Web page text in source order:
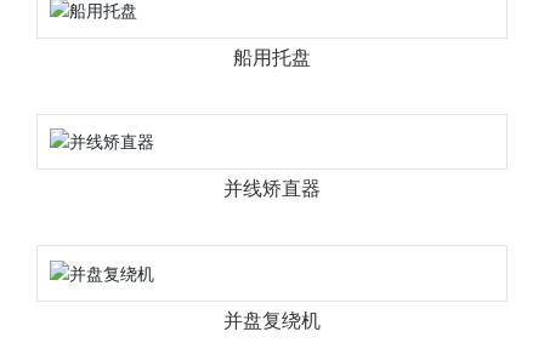
船用托盘
并线矫直器
并盘复绕机